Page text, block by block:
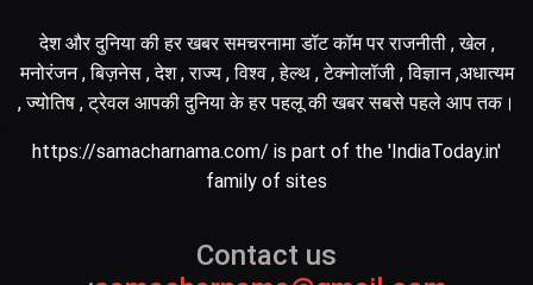
देश और दुनिया की हर खबर समचरनामा डॉट कॉम पर राजनीती , खेल ,
मनोरंजन , बिज़नेस , देश , राज्य , विश्व , हेल्थ , टेक्नोलॉजी , विज्ञान ,अधात्यम
, ज्योतिष , ट्रेवल आपकी दुनिया के हर पहलू की खबर सबसे पहले आप तक।
https://samacharnama.com/ is part of the 'IndiaToday.in'
family of sites
Contact us